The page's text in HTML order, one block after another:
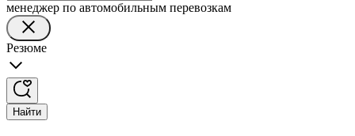
менеджер по автомобильным перевозкам
Резюме
Найти